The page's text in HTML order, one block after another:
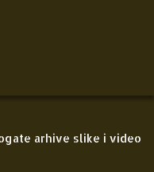
arhive slike i video